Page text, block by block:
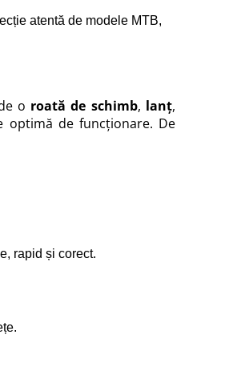
atentă de modele MTB
o roată de schimb, lanț,
de funcționare. De
rapid și corect.